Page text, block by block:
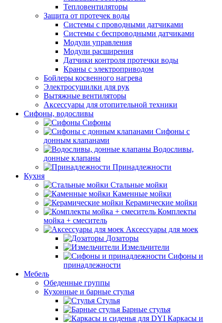
Тепловентиляторы
Защита от протечек воды
Системы с проводными датчиками
Системы с беспроводными датчиками
Модули управления
Модули расширения
Датчики контроля протечки воды
Краны с электроприводом
Бойлеры косвенного нагрева
Электросушилки для рук
Вытяжные вентиляторы
Аксессуары для отопительной техники
Сифоны, водосливы
Сифоны
Сифоны с
донным клапанами
Водосливы,
донные клапаны
Принадлежности
Кухня
Стальные мойки
Каменные мойки
Керамические мойки
Комплекты
мойка + смеситель
Аксессуары для моек
Дозаторы
Измельчители
Сифоны и
принадлежности
Мебель
Обеденные группы
Кухонные и барные стулья
Стулья
Барные стулья
Каркасы и